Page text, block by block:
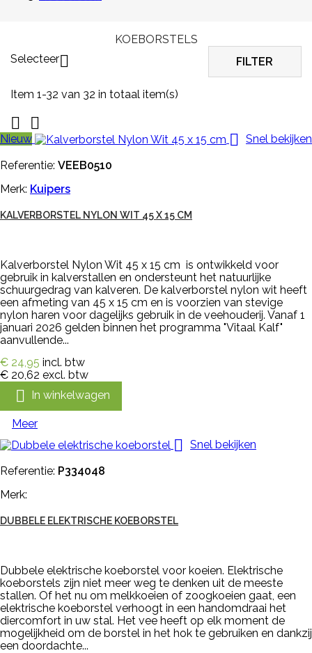
KOEBORSTELS
Selecteer FILTER
Item 1-32 van 32 in totaal item(s)
 
Nieuw  Snel bekijken
Referentie: VEEB0510
Merk: Kuipers
KALVERBORSTEL NYLON WIT 45 X 15 CM
Kalverborstel Nylon Wit 45 x 15 cm is ontwikkeld voor
gebruik in kalverstallen en ondersteunt het natuurlijke
schuurgedrag van kalveren. De kalverborstel nylon wit heeft
een afmeting van 45 x 15 cm en is voorzien van stevige
nylon haren voor dagelijks gebruik in de veehouderij. Vanaf 1
januari 2026 gelden binnen het programma "Vitaal Kalf"
aanvullende...
€ 24,95 incl. btw
€ 20,62 excl. btw
 In winkelwagen
Meer
 Snel bekijken
Referentie: P334048
Merk:
DUBBELE ELEKTRISCHE KOEBORSTEL
Dubbele elektrische koeborstel voor koeien. Elektrische
koeborstels zijn niet meer weg te denken uit de meeste
stallen. Of het nu om melkkoeien of zoogkoeien gaat, een
elektrische koeborstel verhoogt in een handomdraai het
diercomfort in uw stal. Het vee heeft op elk moment de
mogelijkheid om de borstel in het hok te gebruiken en dankzij
een doordachte...